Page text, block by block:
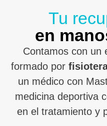
Tu
en
Contamos con un
formado por
un médico con
medicina deportiva
en el tratamiento y